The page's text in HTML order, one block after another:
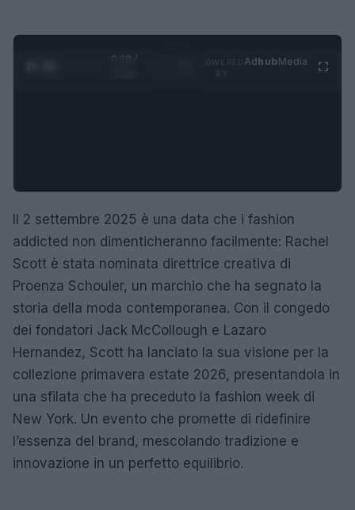
0:29 /
AdhubMedia
Il 2 settembre 2025 è una data che i fashion
addicted non dimenticheranno facilmente: Rachel
Scott è stata nominata direttrice creativa di
Proenza Schouler, un marchio che ha segnato la
storia della moda contemporanea. Con il congedo
dei fondatori Jack McCollough e Lazaro
Hernandez, Scott ha lanciato la sua visione per la
collezione primavera estate 2026, presentandola in
una sfilata che ha preceduto la fashion week di
New York. Un evento che promette di ridefinire
l’essenza del brand, mescolando tradizione e
innovazione in un perfetto equilibrio.